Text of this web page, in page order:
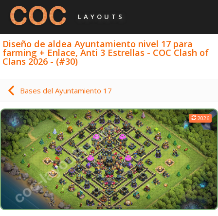
LAYOUTS
Diseño de aldea Ayuntamiento nivel 17 para
farming + Enlace, Anti 3 Estrellas - COC Clash of
Clans 2026 - (#30)
Bases del Ayuntamiento 17
2026